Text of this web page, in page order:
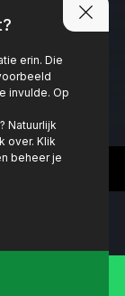
erin. Die
invulde. Op
Natuurlijk
over. Klik
beheer je